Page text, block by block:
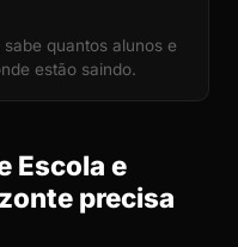
quantos alunos e
estão saindo.
Escola e
precisa